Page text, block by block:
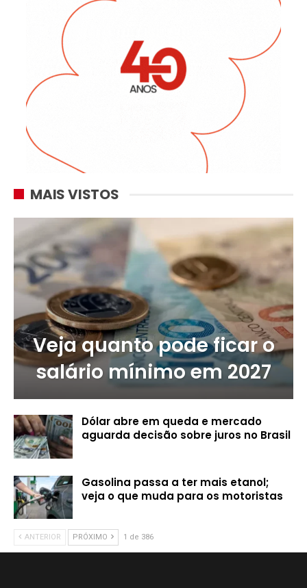
MAIS VISTOS
Veja quanto pode ficar o
salário mínimo em 2027
Dólar abre em queda e mercado
aguarda decisão sobre juros no Brasil
Gasolina passa a ter mais etanol;
veja o que muda para os motoristas
ANTERIOR PRÓXIMO 1 de 386